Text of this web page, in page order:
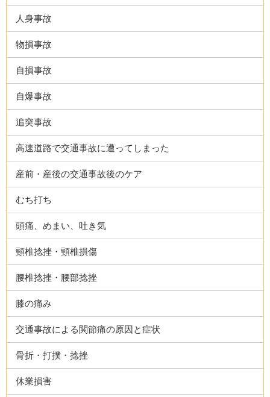
人身事故
物損事故
自損事故
自爆事故
追突事故
高速道路で交通事故に遭ってしまった
産前・産後の交通事故後のケア
むち打ち
頭痛、めまい、吐き気
頸椎捻挫・頸椎損傷
腰椎捻挫・腰部捻挫
膝の痛み
交通事故による関節痛の原因と症状
骨折・打撲・捻挫
休業損害